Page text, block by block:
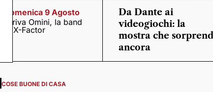
Domenica 9 Agosto
Arriva Omini, la band
di X-Factor
Da Dante ai
videogiochi: la
mostra che
ancora
COSE BUONE DI CASA